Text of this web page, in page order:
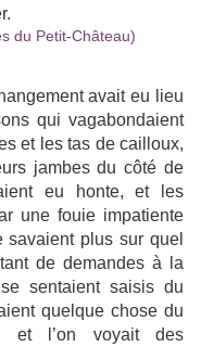
avait eu lieu
qui vagabondaient
et les tas de cailloux,
jambes du côté de
eu honte, et les
une fouie impatiente
plus sur quel
de demandes à la
sentaient saisis du
quelque chose du
et l’on voyait des